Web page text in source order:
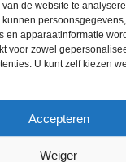
de website te
en apparaatinformatie
voor zowel
U kunt zelf kiezen
Accepteren
Weiger